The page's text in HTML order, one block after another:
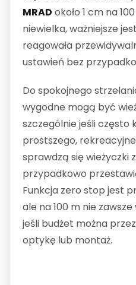
MRAD około 1 cm na
niewielka, ważniejsze
reagowała
ustawień bez
Do spokojnego
wygodne mogą być
szczególnie jeśli często
prostszego,
sprawdzą się wieżyczki
przypadkowo
Funkcja zero stop jest
ale na 100 m nie
jeśli budżet można
optykę lub montaż.